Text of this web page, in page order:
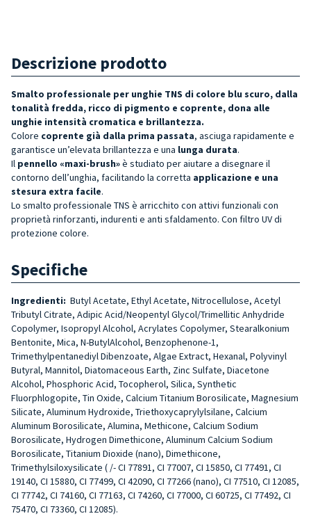
Descrizione prodotto
Smalto professionale per unghie TNS di colore blu scuro, dalla
tonalità fredda, ricco di pigmento e coprente, dona alle
unghie intensità cromatica e brillantezza.
Colore coprente già dalla prima passata, asciuga rapidamente e
garantisce un’elevata brillantezza e una lunga durata.
Il pennello «maxi-brush»è studiato per aiutare a disegnare il
contorno dell’unghia, facilitando la corretta applicazione e una
stesura extra facile.
Lo smalto professionale TNS è arricchito con attivi funzionali con
proprietà rinforzanti, indurenti e anti sfaldamento. Con filtro UV di
protezione colore.
Specifiche
Ingredienti: Butyl Acetate, Ethyl Acetate, Nitrocellulose, Acetyl
Tributyl Citrate, Adipic Acid/Neopentyl Glycol/Trimellitic Anhydride
Copolymer, Isopropyl Alcohol, Acrylates Copolymer, Stearalkonium
Bentonite, Mica, N-ButylAlcohol, Benzophenone-1,
Trimethylpentanediyl Dibenzoate, Algae Extract, Hexanal, Polyvinyl
Butyral, Mannitol, Diatomaceous Earth, Zinc Sulfate, Diacetone
Alcohol, Phosphoric Acid, Tocopherol, Silica, Synthetic
Fluorphlogopite, Tin Oxide, Calcium Titanium Borosilicate, Magnesium
Silicate, Aluminum Hydroxide, Triethoxycaprylylsilane, Calcium
Aluminum Borosilicate, Alumina, Methicone, Calcium Sodium
Borosilicate, Hydrogen Dimethicone, Aluminum Calcium Sodium
Borosilicate, Titanium Dioxide (nano), Dimethicone,
Trimethylsiloxysilicate ( /- CI 77891, CI 77007, CI 15850, CI 77491, CI
19140, CI 15880, CI 77499, CI 42090, CI 77266 (nano), CI 77510, CI 12085,
CI 77742, CI 74160, CI 77163, CI 74260, CI 77000, CI 60725, CI 77492, CI
75470, CI 73360, CI 12085).